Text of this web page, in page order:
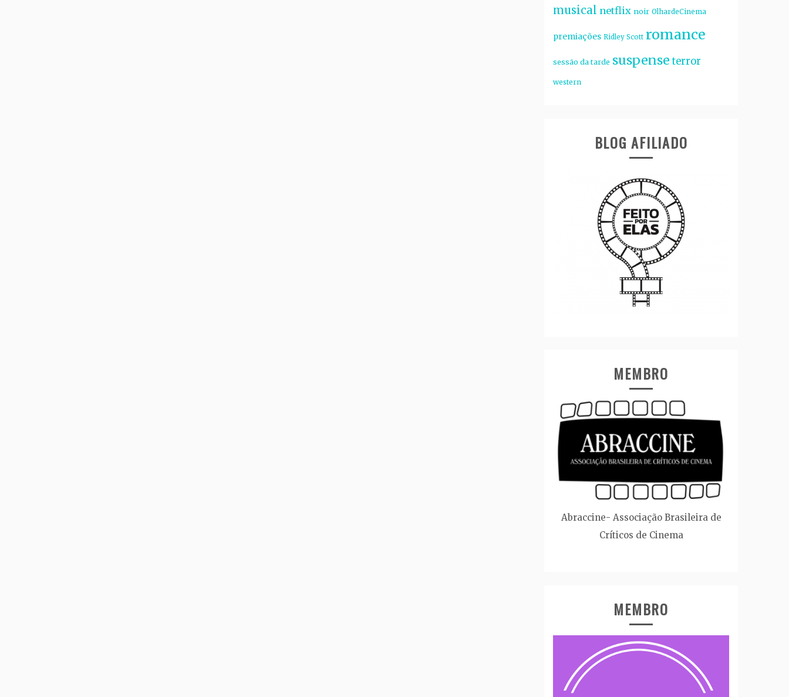
musical netflix noir OlhardeCinema
premiações Ridley Scott romance
sessão da tarde suspense terror
western
BLOG AFILIADO
MEMBRO
Abraccine- Associação Brasileira de
Críticos de Cinema
MEMBRO